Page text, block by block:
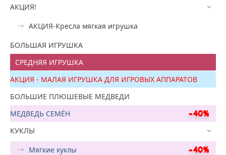
АКЦИЯ!
АКЦИЯ-Кресла мягкая игрушка
БОЛЬШАЯ ИГРУШКА
СРЕДНЯЯ ИГРУШКА
АКЦИЯ - МАЛАЯ ИГРУШКА ДЛЯ ИГРОВЫХ АППАРАТОВ
БОЛЬШИЕ ПЛЮШЕВЫЕ МЕДВЕДИ
МЕДВЕДЬ СЕМЁН
КУКЛЫ
Мягкие куклы